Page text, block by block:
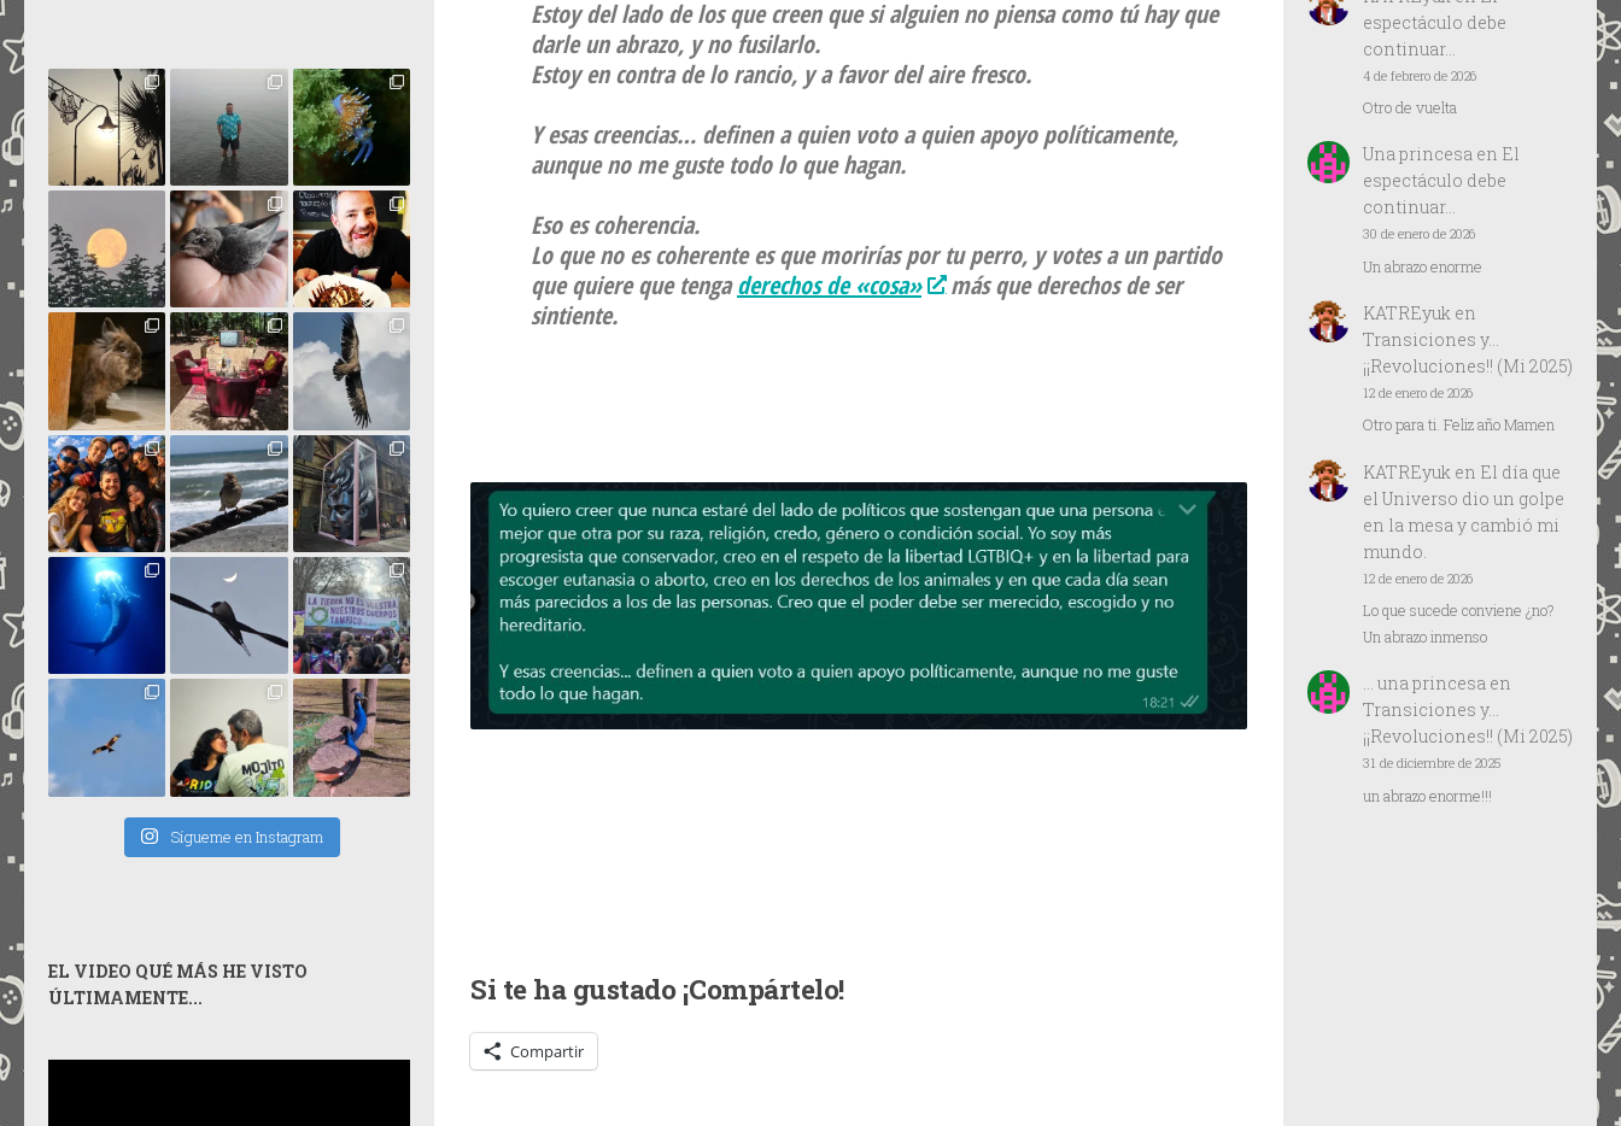
Estoy del lado de los que creen que si alguien no piensa como tú hay que
darle un abrazo, y no fusilarlo.
Estoy en contra de lo rancio, y a favor del aire fresco.
Y esas creencias… definen a quien voto a quien apoyo políticamente,
aunque no me guste todo lo que hagan.
Eso es coherencia.
Lo que no es coherente es que morirías por tu perro, y votes a un partido
que quiere que tengaderechos de «cosa»
más que derechos de ser
sintiente.
Si te ha gustado ¡Compártelo!
Compartir
Sígueme en Instagram
EL VIDEO QUÉ MÁS HE VISTO
ÚLTIMAMENTE...
espectáculo debe
continuar…
4 de febrero de 2026
Otro de vuelta
Una princesaen El
espectáculo debe
continuar…
30 de enero de 2026
Un abrazo enorme
KATREyuken
Transiciones y…
¡¡Revoluciones!! (Mi 2025)
12 de enero de 2026
Otro para ti. Feliz año Mamen
KATREyuk en El día que
el Universo dio un golpe
en la mesa y cambió mi
mundo.
12 de enero de 2026
Lo que sucede conviene ¿no?
Un abrazo inmenso
… una princesaen
Transiciones y…
¡¡Revoluciones!! (Mi 2025)
31 de diciembre de 2025
un abrazo enorme!!!